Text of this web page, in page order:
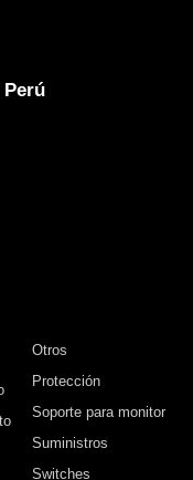
Perú
Otros
Protección
Soporte para monitor
Suministros
Switches